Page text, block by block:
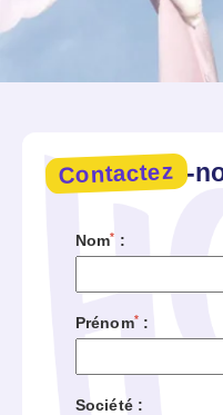
Contactez -
Nom* :
Prénom*:
Société :